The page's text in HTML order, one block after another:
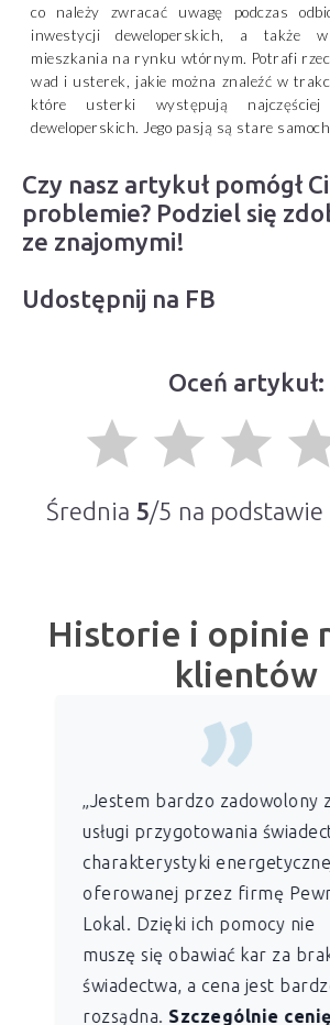
co należy zwracać uwagę podczas
inwestycji deweloperskich, a także
mieszkania na rynku wtórnym. Potrafi
wad i usterek, jakie można znaleźć w
które usterki występują
deweloperskich. Jego pasją są stare
Czy nasz artykuł pomógł
problemie? Podziel się
ze znajomymi!
Udostępnij na FB
Oceń artykuł:
grade grade grade
Średnia 5/5 na podstawie
Historie i opinie
klientów
„Jestem bardzo zadowolony
usługi przygotowania
charakterystyki
oferowanej przez firmę
Lokal. Dzięki ich pomocy nie
muszę się obawiać kar za
świadectwa, a cena jest
rozsądna. Szczególnie cenię